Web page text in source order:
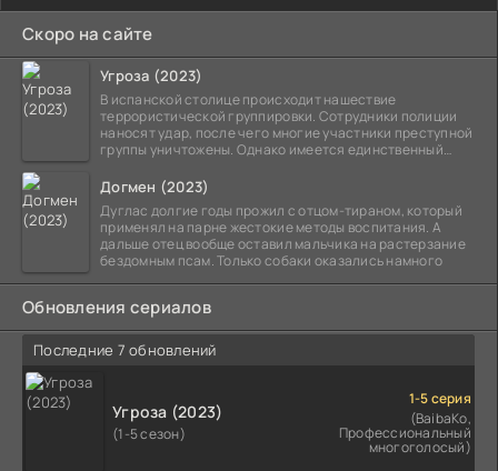
Скоро на сайте
Угроза (2023)
В испанской столице происходит нашествие
террористической группировки. Сотрудники полиции
наносят удар, после чего многие участники преступной
группы уничтожены. Однако имеется единственный
Догмен (2023)
Дуглас долгие годы прожил с отцом-тираном, который
применял на парне жестокие методы воспитания. А
дальше отец вообще оставил мальчика на растерзание
бездомным псам. Только собаки оказались намного
Обновления сериалов
Последние 7 обновлений
Угроза (2023)
(1-5 сезон)
1-5 серия
(BaibaKo,
Профессиональный
многоголосый)